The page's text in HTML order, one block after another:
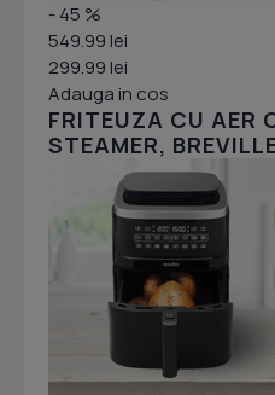
- 45 %
549.99 lei
299.99 lei
Adauga in cos
FRITEUZA CU AER
STEAMER,